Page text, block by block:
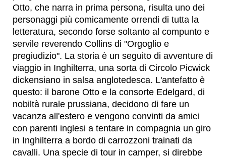
Otto, che narra in prima persona, risulta uno dei
personaggi più comicamente orrendi di tutta la
letteratura, secondo forse soltanto al compunto e
servile reverendo Collins di "Orgoglio e
pregiudizio". La storia è un seguito di avventure di
viaggio in Inghilterra, una sorta di Circolo Picwick
dickensiano in salsa anglotedesca. L'antefatto è
questo: il barone Otto e la consorte Edelgard, di
nobiltà rurale prussiana, decidono di fare un
vacanza all'estero e vengono convinti da amici
con parenti inglesi a tentare in compagnia un giro
in Inghilterra a bordo di carrozzoni trainati da
cavalli. Una specie di tour in camper, si direbbe